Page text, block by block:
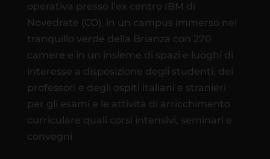
operativa presso l’ex centro IBM di
Novedrate (CO), in un campus immerso nel
tranquillo verde della Brianza con 270
camere e in un insieme di spazi e luoghi di
interesse a disposizione degli studenti, dei
professori e degli ospiti italiani e stranieri
per gli esami e le attività di arricchimento
curriculare quali corsi intensivi, seminari e
convegni